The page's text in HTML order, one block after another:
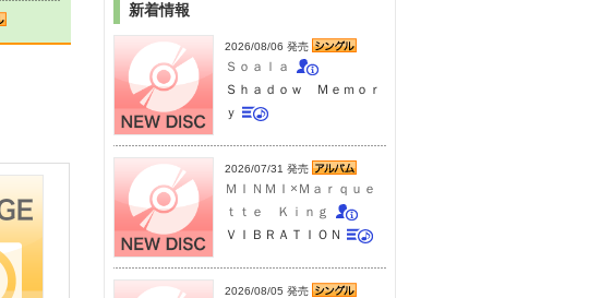
新着情報
2026/08/06 発売
Ｓｏａｌａ
Ｓｈａｄｏｗ Ｍｅｍｏｒ
ｙ
2026/07/31 発売
ＭＩＮＭＩ×Ｍａｒｑｕｅ
ｔｔｅ Ｋｉｎｇ
ＶＩＢＲＡＴＩＯＮ
2026/08/05 発売